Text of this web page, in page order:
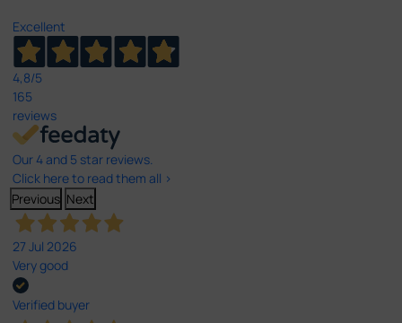
Excellent
4,8/5
165
reviews
Our 4 and 5 star reviews.
Click here to read them all >
Previous Next
27 Jul 2026
Very good
Verified buyer